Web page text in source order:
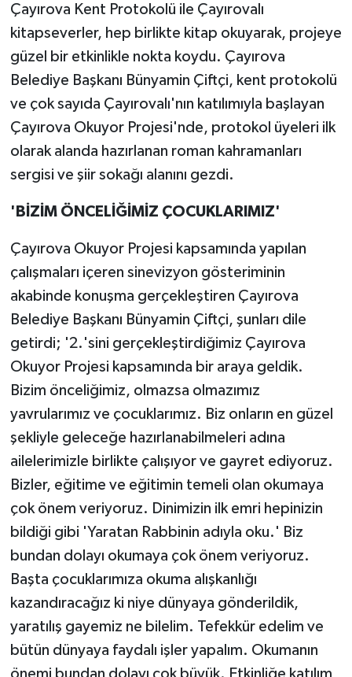
Çayırova Kent Protokolü ile Çayırovalı
kitapseverler, hep birlikte kitap okuyarak, projeye
güzel bir etkinlikle nokta koydu. Çayırova
Belediye Başkanı Bünyamin Çiftçi, kent protokolü
ve çok sayıda Çayırovalı'nın katılımıyla başlayan
Çayırova Okuyor Projesi'nde, protokol üyeleri ilk
olarak alanda hazırlanan roman kahramanları
sergisi ve şiir sokağı alanını gezdi.
'BİZİM ÖNCELİĞİMİZ ÇOCUKLARIMIZ'
Çayırova Okuyor Projesi kapsamında yapılan
çalışmaları içeren sinevizyon gösteriminin
akabinde konuşma gerçekleştiren Çayırova
Belediye Başkanı Bünyamin Çiftçi, şunları dile
getirdi; '2.'sini gerçekleştirdiğimiz Çayırova
Okuyor Projesi kapsamında bir araya geldik.
Bizim önceliğimiz, olmazsa olmazımız
yavrularımız ve çocuklarımız. Biz onların en güzel
şekliyle geleceğe hazırlanabilmeleri adına
ailelerimizle birlikte çalışıyor ve gayret ediyoruz.
Bizler, eğitime ve eğitimin temeli olan okumaya
çok önem veriyoruz. Dinimizin ilk emri hepinizin
bildiği gibi 'Yaratan Rabbinin adıyla oku.' Biz
bundan dolayı okumaya çok önem veriyoruz.
Başta çocuklarımıza okuma alışkanlığı
kazandıracağız ki niye dünyaya gönderildik,
yaratılış gayemiz ne bilelim. Tefekkür edelim ve
bütün dünyaya faydalı işler yapalım. Okumanın
önemi bundan dolayı çok büyük. Etkinliğe katılım